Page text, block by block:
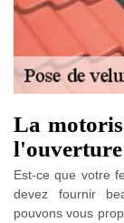
La
l'ouverture
Est-ce que votre
devez fournir
pouvons vous